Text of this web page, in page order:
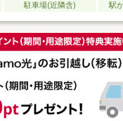
駐車場(近隣含) 駅